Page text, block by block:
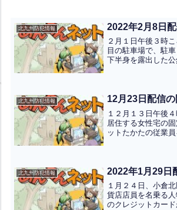
北九州防犯情報 2022年2月8日
２月１日午後３時
目の駐車場で、駐
下半身を露出した
するなどしましょ
北九州防犯情報 12月23日配信
１２月１３日午後
居住する女性宅の
ットたかたの従業
号等を聞き出そう
北九州防犯情報 2022年1月29日
１月２４日、小倉
貨店店員を名乗る
のクレジットカー